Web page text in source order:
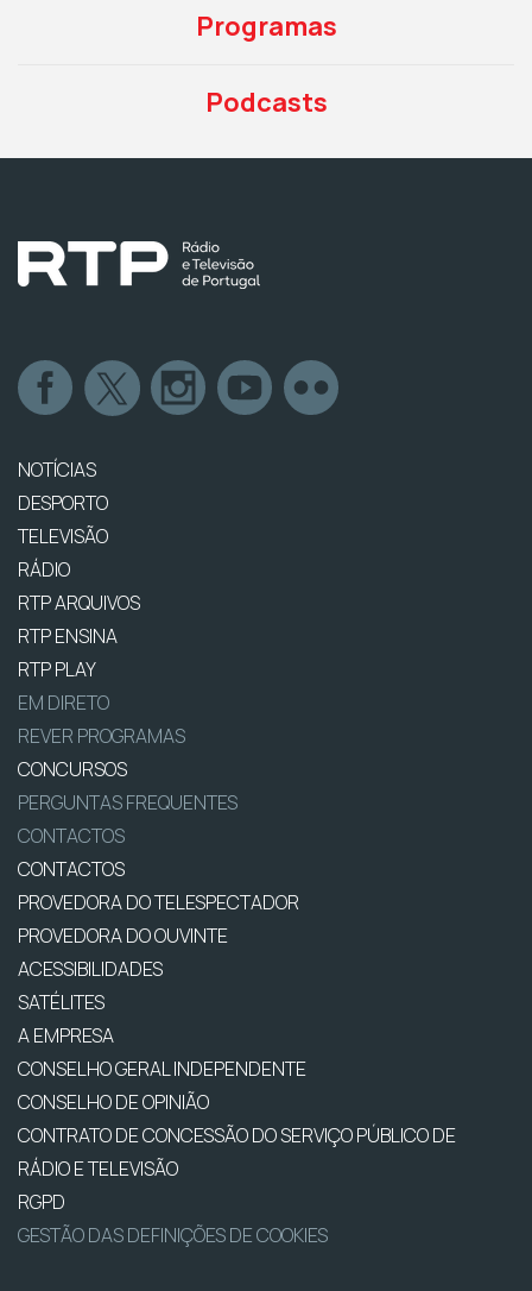
Programas
Podcasts
NOTÍCIAS
DESPORTO
TELEVISÃO
RÁDIO
RTP ARQUIVOS
RTP ENSINA
RTP PLAY
EM DIRETO
REVER PROGRAMAS
CONCURSOS
PERGUNTAS FREQUENTES
CONTACTOS
CONTACTOS
PROVEDORA DO TELESPECTADOR
PROVEDORA DO OUVINTE
ACESSIBILIDADES
SATÉLITES
A EMPRESA
CONSELHO GERAL INDEPENDENTE
CONSELHO DE OPINIÃO
CONTRATO DE CONCESSÃO DO SERVIÇO PÚBLICO DE
RÁDIO E TELEVISÃO
RGPD
GESTÃO DAS DEFINIÇÕES DE COOKIES